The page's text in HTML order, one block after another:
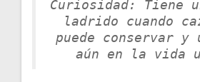
Curiosidad: Tiene
ladrido cuando
puede conservar
aún en la vida